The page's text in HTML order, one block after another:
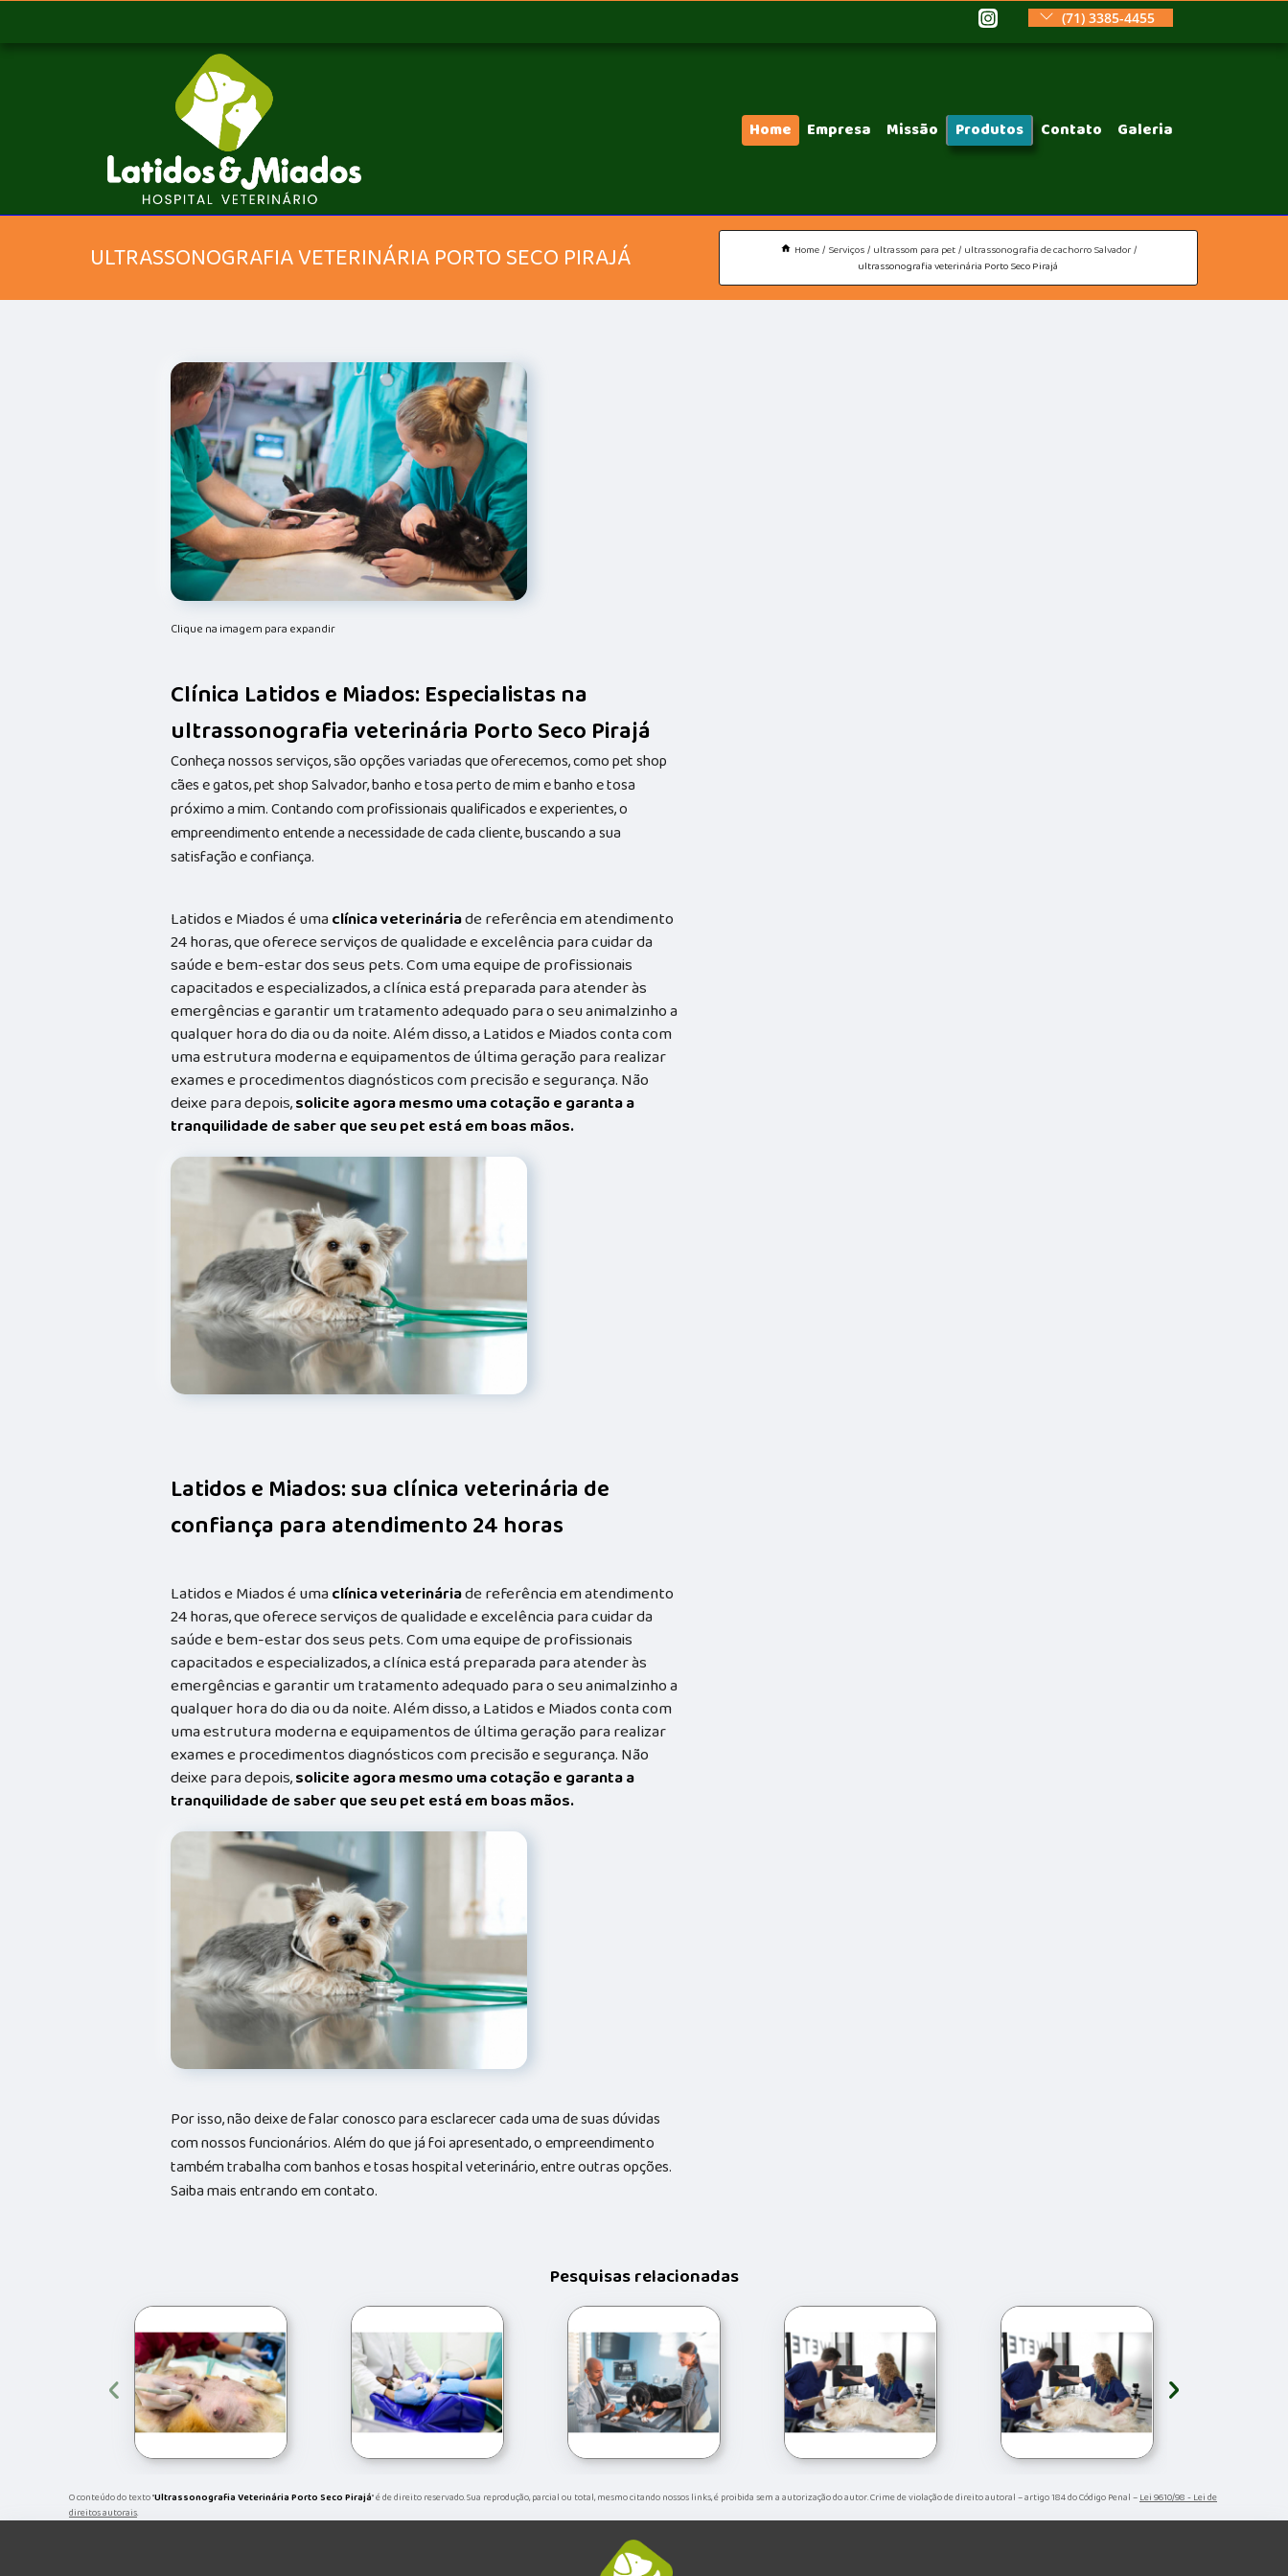
(71) 3385-4455
Home Empresa Missão Produtos Contato Galeria
ULTRASSONOGRAFIA VETERINÁRIA PORTO SECO PIRAJÁ Home Serviços ultrassom para pet ultrassonografia de cachorro Salvador
ultrassonografia veterinária Porto Seco Pirajá
Clique na imagem para expandir
Clínica Latidos e Miados: Especialistas na
ultrassonografia veterinária Porto Seco Pirajá
Conheça nossos serviços, são opções variadas que oferecemos, como pet shop
cães e gatos, pet shop Salvador, banho e tosa perto de mim e banho e tosa
próximo a mim. Contando com profissionais qualificados e experientes, o
empreendimento entende a necessidade de cada cliente, buscando a sua
satisfação e confiança.
Latidos e Miados é umaclínica veterináriade referência em atendimento
24 horas, que oferece serviços de qualidade e excelência para cuidar da
saúde e bem-estar dos seus pets. Com uma equipe de profissionais
capacitados e especializados, a clínica está preparada para atender às
emergências e garantir um tratamento adequado para o seu animalzinho a
qualquer hora do dia ou da noite. Além disso, a Latidos e Miados conta com
uma estrutura moderna e equipamentos de última geração para realizar
exames e procedimentos diagnósticos com precisão e segurança. Não
deixe para depois,solicite agora mesmo uma cotação e garanta a
tranquilidade de saber que seu pet está em boas mãos.
Latidos e Miados: sua clínica veterinária de
confiança para atendimento 24 horas
Latidos e Miados é umaclínica veterináriade referência em atendimento
24 horas, que oferece serviços de qualidade e excelência para cuidar da
saúde e bem-estar dos seus pets. Com uma equipe de profissionais
capacitados e especializados, a clínica está preparada para atender às
emergências e garantir um tratamento adequado para o seu animalzinho a
qualquer hora do dia ou da noite. Além disso, a Latidos e Miados conta com
uma estrutura moderna e equipamentos de última geração para realizar
exames e procedimentos diagnósticos com precisão e segurança. Não
deixe para depois,solicite agora mesmo uma cotação e garanta a
tranquilidade de saber que seu pet está em boas mãos.
Por isso, não deixe de falar conosco para esclarecer cada uma de suas dúvidas
com nossos funcionários. Além do que já foi apresentado, o empreendimento
também trabalha com banhos e tosas hospital veterinário, entre outras opções.
Saiba mais entrando em contato.
Pesquisas relacionadas
‹ ›
O conteúdo do texto "Ultrassonografia Veterinária Porto Seco Pirajá" é de direito reservado. Sua reprodução, parcial ou total, mesmo citando nossos links, é proibida sem a autorização do autor. Crime de violação de direito autoral – artigo 184 do Código Penal –Lei 9610/98 - Lei de
direitos autorais.